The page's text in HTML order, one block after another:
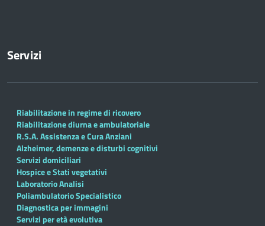
Servizi
Riabilitazione in regime di ricovero
Riabilitazione diurna e ambulatoriale
R.S.A. Assistenza e Cura Anziani
Alzheimer, demenze e disturbi cognitivi
Servizi domiciliari
Hospice e Stati vegetativi
Laboratorio Analisi
Poliambulatorio Specialistico
Diagnostica per immagini
Servizi per età evolutiva